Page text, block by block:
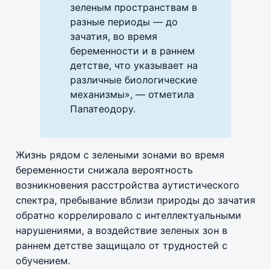
зеленым пространствам в
разные периоды — до
зачатия, во время
беременности и в раннем
детстве, что указывает на
различные биологические
механизмы», — отметила
Папатеодору.
Жизнь рядом с зелеными зонами во время
беременности снижала вероятность
возникновения расстройства аутистического
спектра, пребывание вблизи природы до зачатия
обратно коррелировало с интеллектуальными
нарушениями, а воздействие зеленых зон в
раннем детстве защищало от трудностей с
обучением.